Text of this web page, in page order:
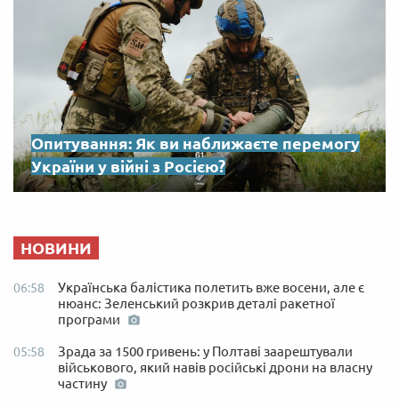
Опитування: Як ви наближаєте перемогу
України у війні з Росією?
НОВИНИ
06:58
Українська балістика полетить вже восени, але є
нюанс: Зеленський розкрив деталі ракетної
програми
05:58
Зрада за 1500 гривень: у Полтаві заарештували
військового, який навів російські дрони на власну
частину